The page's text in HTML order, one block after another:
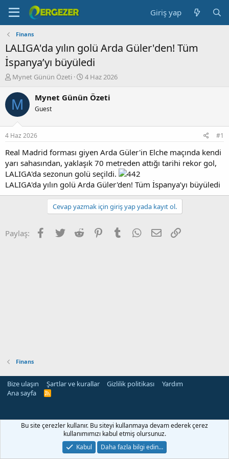
Giriş yap
Finans
LALIGA'da yılın golü Arda Güler'den! Tüm
İspanya’yı büyüledi
K
n
b
u
u
b
a
l
a
t
a
Mynet Günün Özeti
B
ş
ç
t
a
r
i
h
i
4 Haz 2026
M Mynet Günün Özeti
Guest
4 Haz 2026 #1
Real Madrid forması giyen Arda Güler'in Elche maçında kendi
yarı sahasından, yaklaşık 70 metreden attığı tarihi rekor gol,
LALIGA'da sezonun golü seçildi.
LALIGA'da yılın golü Arda Güler'den! Tüm İspanya’yı büyüledi
Cevap yazmak için giriş yap yada kayıt ol.
Paylaş: Facebook
Twitter Reddit PinterestTumblr WhatsApp
E-posta
Finans
Bize ulaşın Şartlar ve kurallar Gizlilik politikası
Yardım
Ana sayfa
R
Bu site çerezler kullanır. Bu siteyi kullanmaya devam ederek çerez
kullanımımızı kabul etmiş olursunuz.
Kabul
Daha fazla bilgi edin…